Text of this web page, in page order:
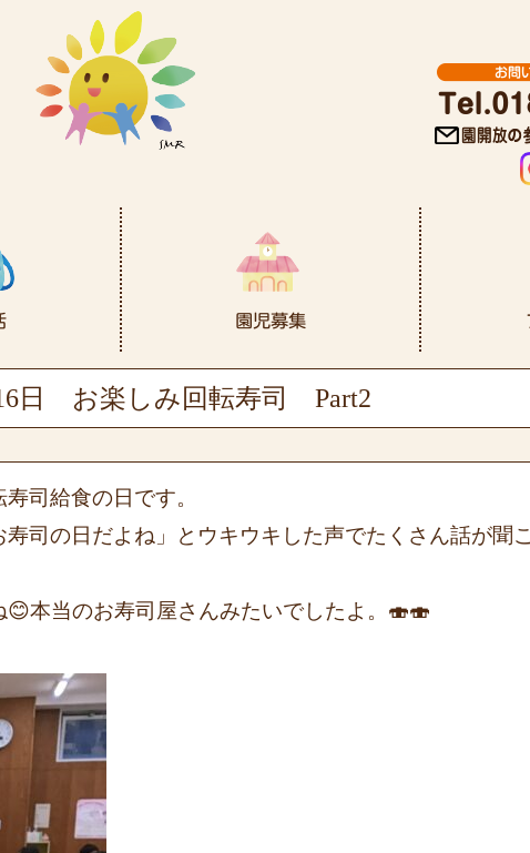
日 お楽しみ回転寿司 Part2
司給食の日です。
司の日だよね」とウキウキした声でたくさん話が聞
本当のお寿司屋さんみたいでしたよ。🍣🍣